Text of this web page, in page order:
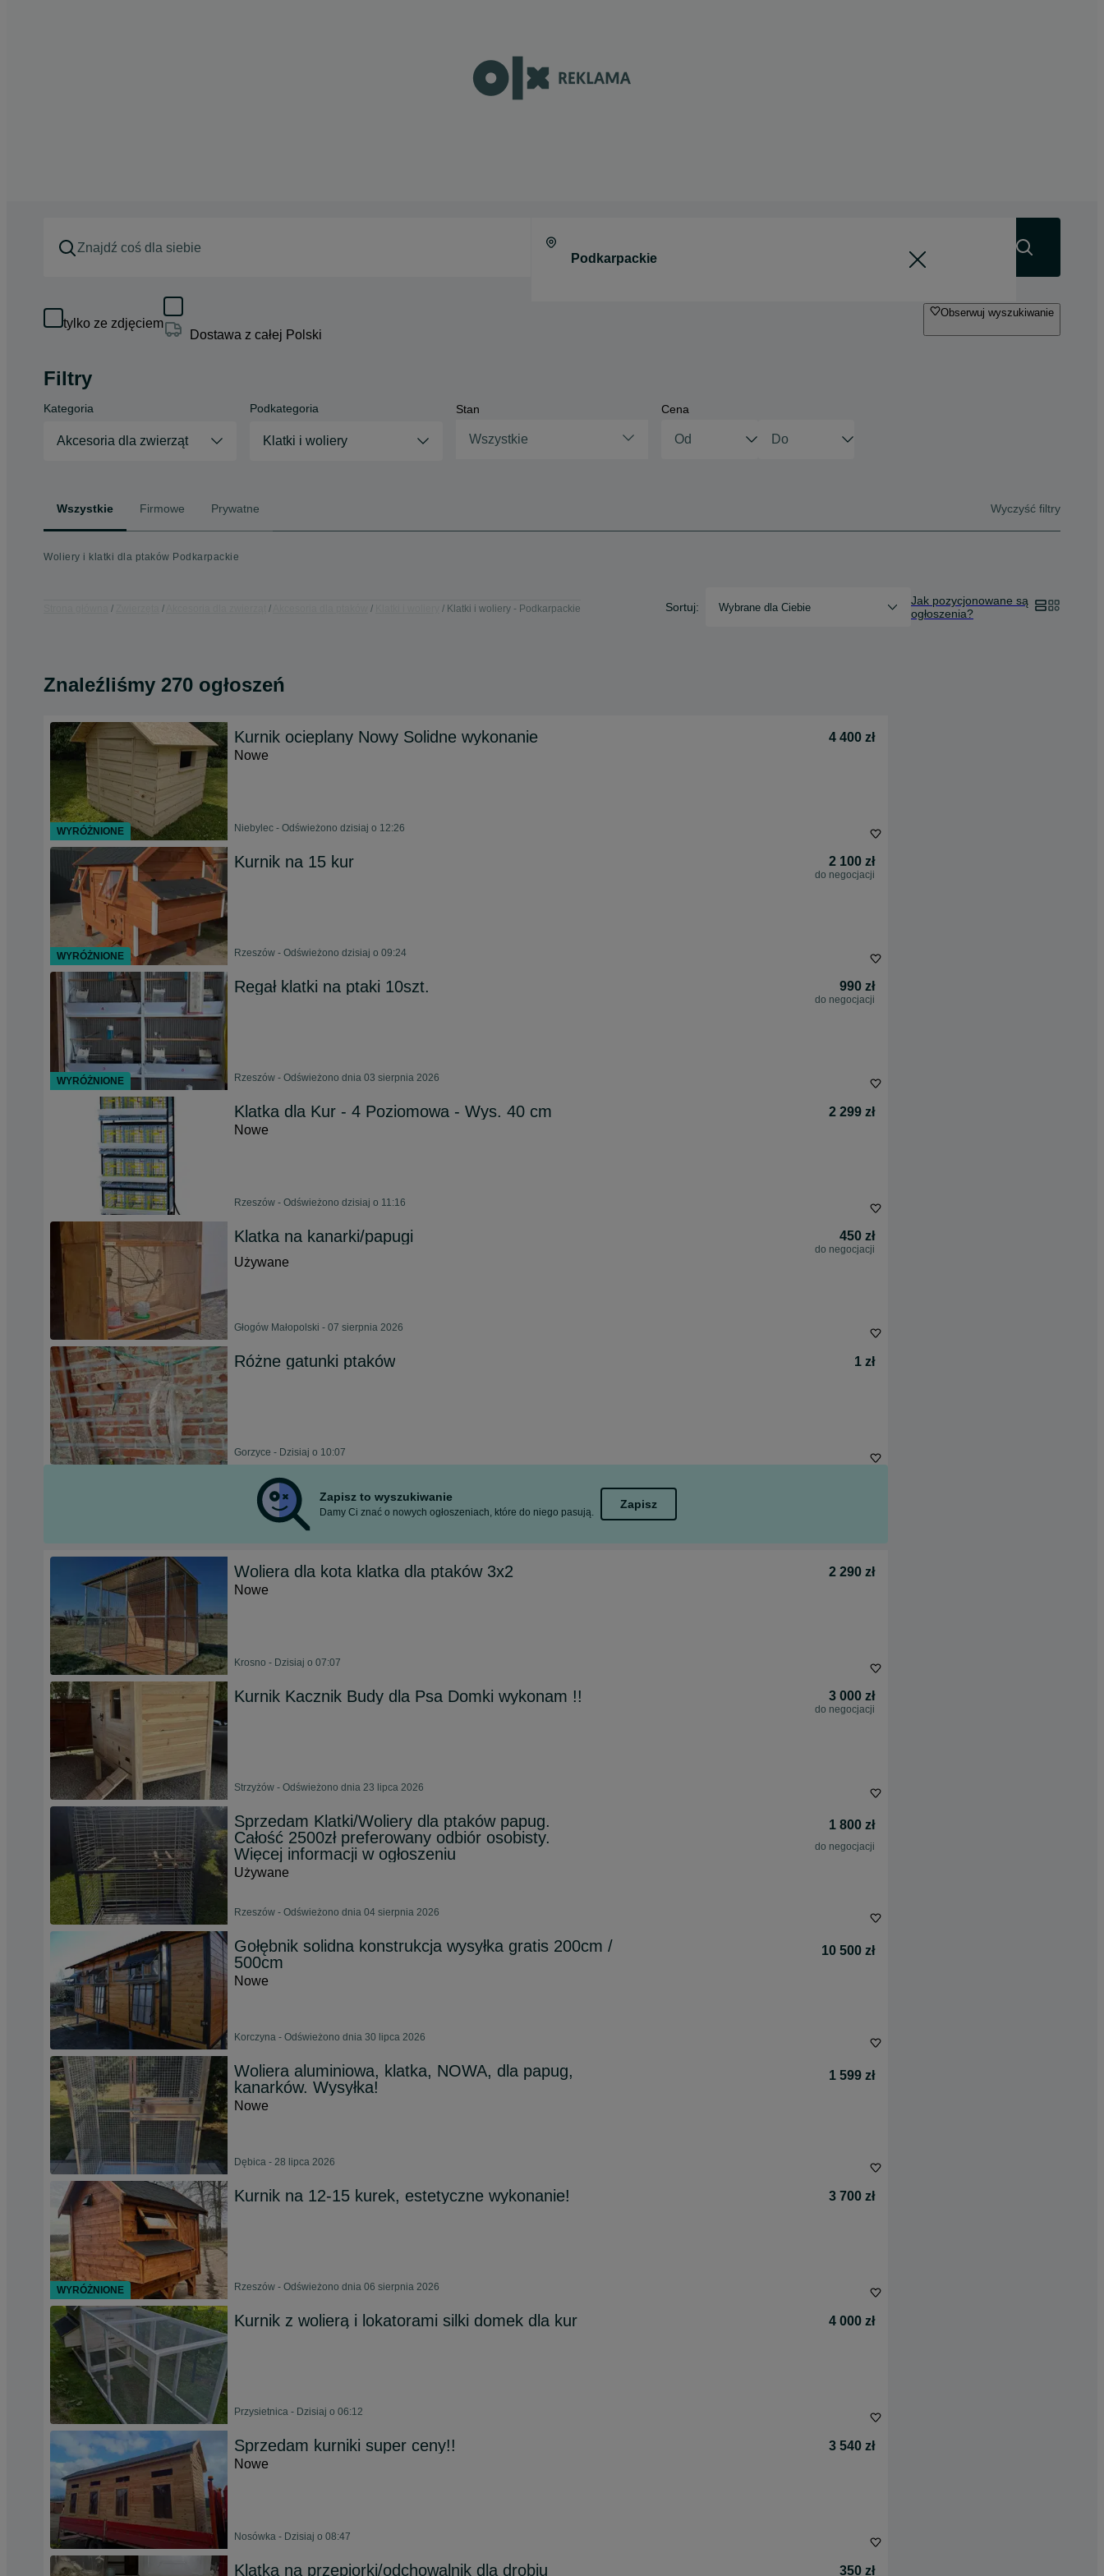
tylko ze zdjęciem
Dostawa z całej Polski
Obserwuj wyszukiwanie
Filtry
Kategoria
Akcesoria dla zwierząt
Podkategoria
Klatki i woliery
Stan
Wszystkie
Cena
Wszystkie Firmowe Prywatne Wyczyść filtry
Woliery i klatki dla ptaków Podkarpackie
Klatki i woliery - Podkarpackie Sortuj: Wybrane dla Ciebie
Jak pozycjonowane są
ogłoszenia?
Znaleźliśmy 270 ogłoszeń
Kurnik ocieplany Nowy Solidne wykonanie
4 400 zł
Nowe
Niebylec - Odświeżono dzisiaj o 12:26
Kurnik na 15 kur 2 100 zł
do negocjacji
Rzeszów - Odświeżono dzisiaj o 09:24
Regał klatki na ptaki 10szt. 990 zł
do negocjacji
Rzeszów - Odświeżono dnia 03 sierpnia 2026
Klatka dla Kur - 4 Poziomowa - Wys. 40 cm
2 299 zł
Nowe
Rzeszów - Odświeżono dzisiaj o 11:16
Klatka na kanarki/papugi 450 zł
do negocjacji
Używane
Głogów Małopolski - 07 sierpnia 2026
Różne gatunki ptaków 1 zł
Gorzyce - Dzisiaj o 10:07
Zapisz to wyszukiwanie
Damy Ci znać o nowych ogłoszeniach, które do niego pasują.
Zapisz
Woliera dla kota klatka dla ptaków 3x2
2 290 zł
Nowe
Krosno - Dzisiaj o 07:07
Kurnik Kacznik Budy dla Psa Domki wykonam !! 3 000 zł
do negocjacji
Strzyżów - Odświeżono dnia 23 lipca 2026
Sprzedam Klatki/Woliery dla ptaków papug.
Całość 2500zł preferowany odbiór osobisty.
Więcej informacji w ogłoszeniu
1 800 zł
do negocjacji
Używane
Rzeszów - Odświeżono dnia 04 sierpnia 2026
Gołębnik solidna konstrukcja wysyłka gratis 200cm /
500cm
10 500 zł
Nowe
Korczyna - Odświeżono dnia 30 lipca 2026
Woliera aluminiowa, klatka, NOWA, dla papug,
kanarków. Wysyłka!
1 599 zł
Nowe
Dębica - 28 lipca 2026
Kurnik na 12-15 kurek, estetyczne wykonanie! 3 700 zł
Rzeszów - Odświeżono dnia 06 sierpnia 2026
Kurnik z wolierą i lokatorami silki domek dla kur 4 000 zł
Przysietnica - Dzisiaj o 06:12
Sprzedam kurniki super ceny!!
3 540 zł
Nowe
Nosówka - Dzisiaj o 08:47
Klatka na przepiorki/odchowalnik dla drobiu 350 zł
WYRÓŻNIONE
WYRÓŻNIONE
WYRÓŻNIONE
WYRÓŻNIONE